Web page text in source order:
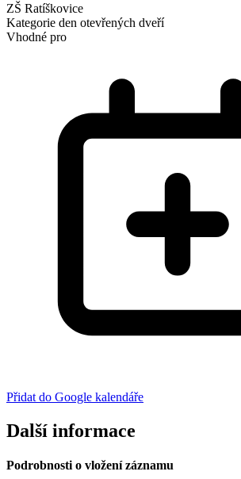
ZŠ Ratíškovice
Kategorie den otevřených dveří
Vhodné pro
Přidat do Google kalendáře
Další informace
Podrobnosti o vložení záznamu